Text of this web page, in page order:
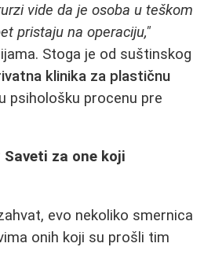
vide da je osoba u teškom
pristaju na operaciju,"
Stoga je od suštinskog
klinika za plastičnu
psihološku procenu pre
za one koji
evo nekoliko smernica
onih koji su prošli tim